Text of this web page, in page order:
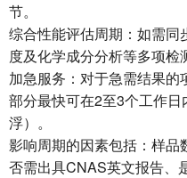
节。
综合性能评估周期：如需同
度及化学成分分析等多项检
加急服务：对于急需结果
部分最快可在2至3个工作
浮）。
影响周期的因素包括：样品
否需出具CNAS英文报告、